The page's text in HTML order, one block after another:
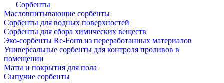
Сорбенты
Масловпитывающие сорбенты
Сорбенты для водных поверхностей
Сорбенты для сбора химических веществ
Эко-сорбенты Re-Form из переработанных материалов
Универсальные сорбенты для контроля проливов в
помещении
Маты и покрытия для пола
Сыпучие сорбенты